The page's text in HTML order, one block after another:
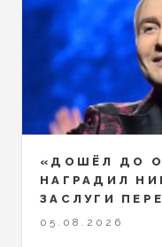
«ДОШЁЛ ДО
НАГРАДИЛ
ЗАСЛУГИ
05.08.2026